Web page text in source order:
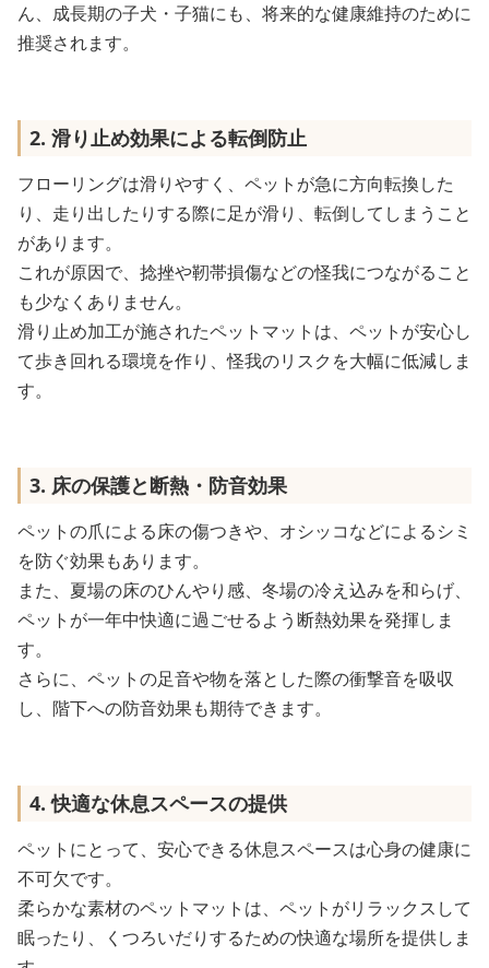
ん、成長期の子犬・子猫にも、将来的な健康維持のために
推奨されます。
2. 滑り止め効果による転倒防止
フローリングは滑りやすく、ペットが急に方向転換した
り、走り出したりする際に足が滑り、転倒してしまうこと
があります。
これが原因で、捻挫や靭帯損傷などの怪我につながること
も少なくありません。
滑り止め加工が施されたペットマットは、ペットが安心し
て歩き回れる環境を作り、怪我のリスクを大幅に低減しま
す。
3. 床の保護と断熱・防音効果
ペットの爪による床の傷つきや、オシッコなどによるシミ
を防ぐ効果もあります。
また、夏場の床のひんやり感、冬場の冷え込みを和らげ、
ペットが一年中快適に過ごせるよう断熱効果を発揮しま
す。
さらに、ペットの足音や物を落とした際の衝撃音を吸収
し、階下への防音効果も期待できます。
4. 快適な休息スペースの提供
ペットにとって、安心できる休息スペースは心身の健康に
不可欠です。
柔らかな素材のペットマットは、ペットがリラックスして
眠ったり、くつろいだりするための快適な場所を提供しま